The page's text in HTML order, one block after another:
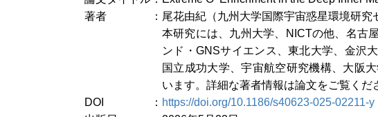
著者
尾花由紀（九州大学国際宇宙惑星環境研究
本研究には、九州大学、NICTの他、名古
ンド・GNSサイエンス、東北大学、金沢
国立成功大学、宇宙航空研究機構、大阪
います。詳細な著者情報は論文をご覧くだ
DOI
https://doi.org/10.1186/s40623-025-02211-y